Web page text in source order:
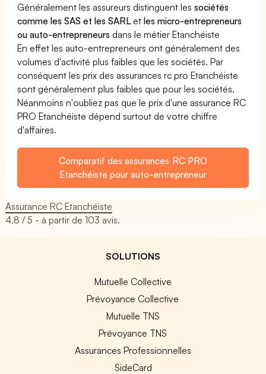
Généralement les assureurs distinguent lessociétés
comme les SAS et les SARL etles micro-entrepreneurs
ou auto-entrepreneurs dans le métier Etanchéiste
En effet les auto-entrepreneurs ont généralement des
volumes d'activité plus faibles que les sociétés. Par
conséquent les prix des assurances rc pro Etanchéiste
sont généralement plus faibles que pour les sociétés.
Néanmoins n'oubliez pas que le prix d'une assurance RC
PRO Etanchéiste dépend surtout de votre chiffre
d'affaires.
Comparatif des assurances RC PRO
Etanchéiste pour auto-entrepreneur
Assurance RC Etanchéiste
4.8 / 5 - à partir de103 avis.
SOLUTIONS
Mutuelle Collective
Prévoyance Collective
Mutuelle TNS
Prévoyance TNS
Assurances Professionnelles
SideCard